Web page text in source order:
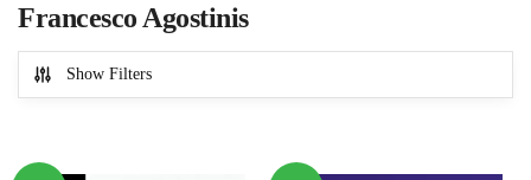
Francesco Agostinis
Show Filters